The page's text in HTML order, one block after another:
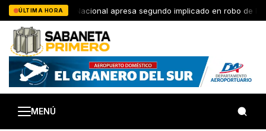
Saltar
al
contenido
ÚLTIMA HORAPolicía Nacional apresa segundo implicado en robo de
MENÚ